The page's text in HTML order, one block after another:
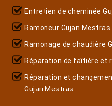
Entretien de cheminée
Ramoneur Gujan Mestras
Ramonage de chaudière
Réparation de faîtière et
Réparation et
Gujan Mestras